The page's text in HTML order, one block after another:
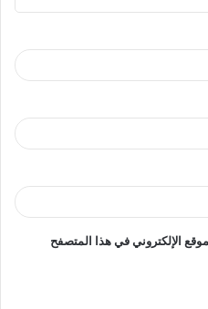
الإلكتروني في هذا المتصفح